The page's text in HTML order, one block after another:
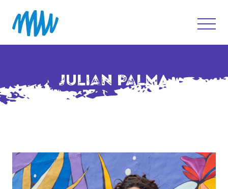
JULIAN PALMA